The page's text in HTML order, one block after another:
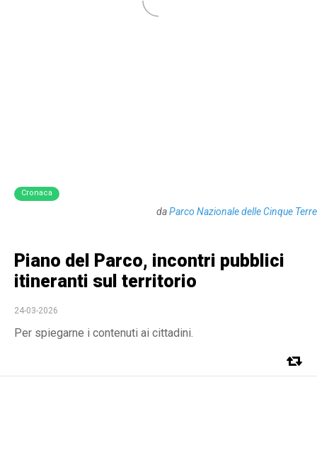
Cronaca
daParco Nazionale delle Cinque Terre
Piano del Parco, incontri pubblici
itineranti sul territorio
24-03-2026
Per spiegarne i contenuti ai cittadini.